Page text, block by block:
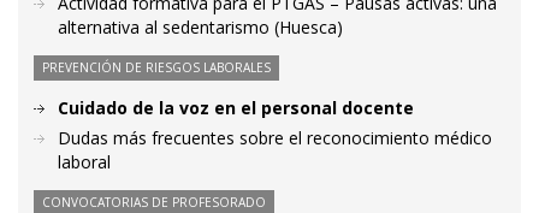
alternativa al sedentarismo (Huesca)
PREVENCIÓN DE RIESGOS LABORALES
Cuidado de la voz en el personal docente
Dudas más frecuentes sobre el reconocimiento médico
laboral
CONVOCATORIAS DE PROFESORADO